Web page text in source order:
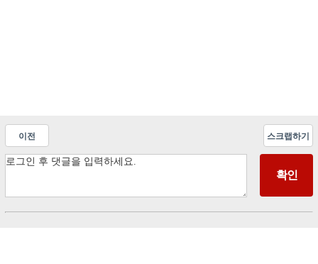
이전 스크랩하기